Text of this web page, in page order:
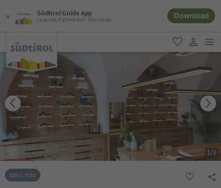
Südtirol Guide App
La guida digitale dell´Alto Adige Download
favoriti
user link
1/3
Ottici, foto